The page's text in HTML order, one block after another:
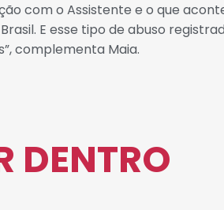
com o Assistente e o que
E esse tipo de abuso
complementa Maia.
DENTRO